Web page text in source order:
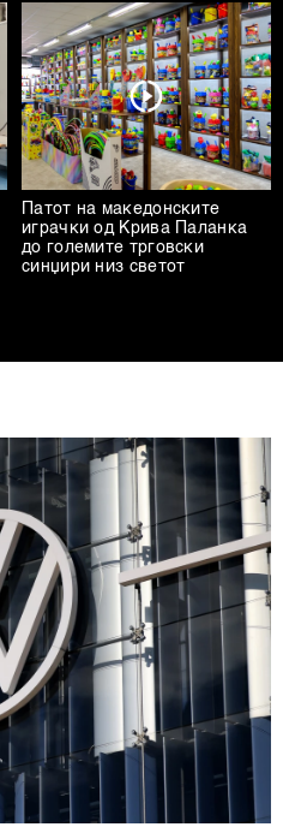
Патот на македонските
играчки од Крива Паланка
до големите трговски
синџири низ светот